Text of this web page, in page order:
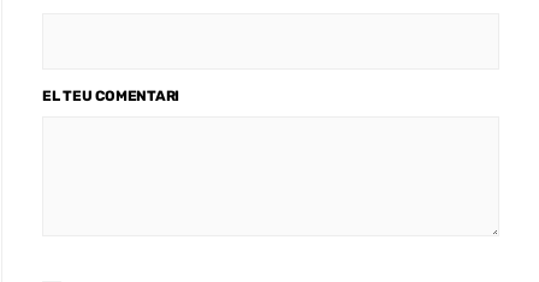
EL TEU COMENTARI